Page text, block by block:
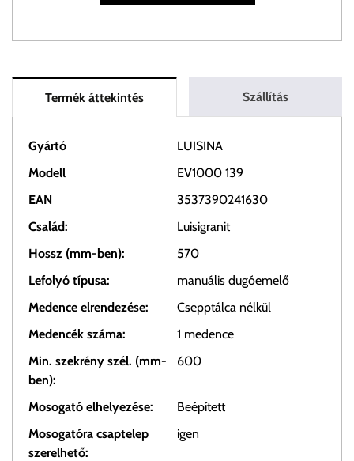
Termék áttekintés Szállítás
Gyártó
LUISINA
Modell
EV1000 139
EAN
3537390241630
Család:
Luisigranit
Hossz (mm-ben):
570
Lefolyó típusa:
manuális dugóemelő
Medence elrendezése:
Csepptálca nélkül
Medencék száma:
1 medence
Min. szekrény szél. (mm-
ben):
600
Mosogató elhelyezése:
Beépített
Mosogatóra csaptelep
szerelhető:
igen